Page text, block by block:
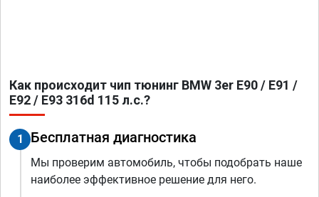
Как происходит чип тюнинг BMW 3er E90 / E91 /
E92 / E93 316d 115 л.с.?
1 Бесплатная диагностика
Мы проверим автомобиль, чтобы подобрать наше
наиболее эффективное решение для него.